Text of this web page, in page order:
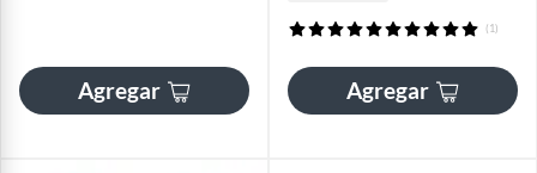
Agregar
(1)
Agregar